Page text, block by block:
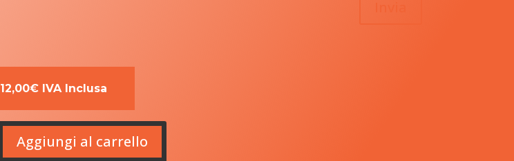
12,00€ IVA Inclusa
Aggiungi al carrello